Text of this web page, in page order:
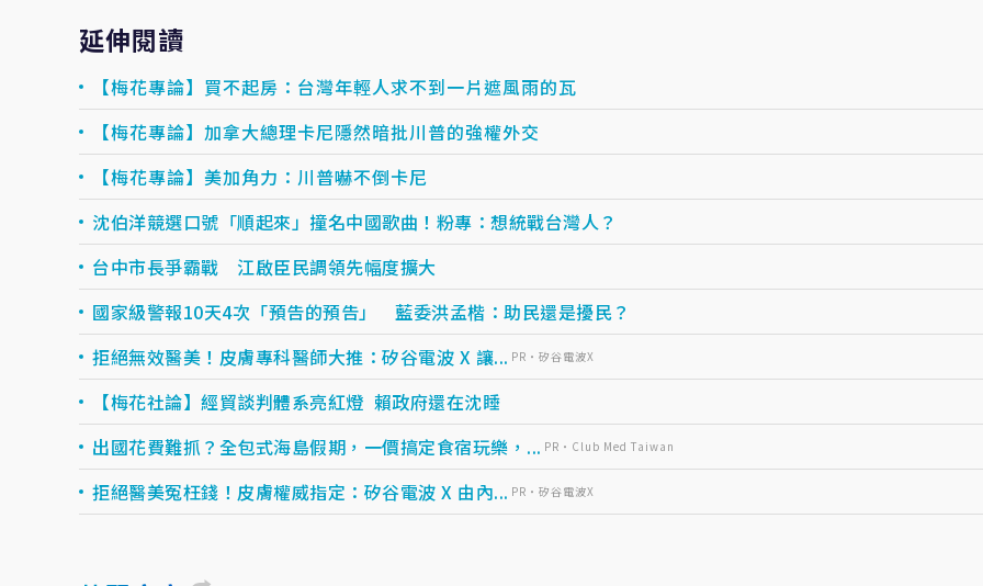
延伸閱讀
【梅花專論】買不起房：台灣年輕人求不到一片遮風雨的瓦
【梅花專論】加拿大總理卡尼隱然暗批川普的強權外交
【梅花專論】美加角力：川普嚇不倒卡尼
沈伯洋競選口號「順起來」撞名中國歌曲！粉專：想統戰台灣人？
台中市長爭霸戰 江啟臣民調領先幅度擴大
國家級警報10天4次「預告的預告」 藍委洪孟楷：助民還是擾民？
拒絕無效醫美！皮膚專科醫師大推：矽谷電波 X 讓... PR・矽谷電波X
【梅花社論】經貿談判體系亮紅燈 賴政府還在沈睡
出國花費難抓？全包式海島假期，一價搞定食宿玩樂，... PR・Club Med Taiwan
拒絕醫美冤枉錢！皮膚權威指定：矽谷電波 X 由內... PR・矽谷電波X